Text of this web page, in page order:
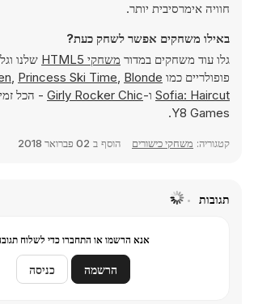
חוויה אימרסיבית יותר.
באילו משחקים אפשר לשחק כעת?
גלו עוד משחקים במדור משחקי HTML5
שלנו
פופולריים כמו
, Princess Ski Time, Blonde
Sofia: Haircut ו-Girly Rocker Chic - הכל
Y8 Games.
קטגוריה: משחקי כישורים הוסף ב 02 פברואר 2018
תגובות
אנא הרשמו או התחברו כדי לשלוח
הרשמה כניסה